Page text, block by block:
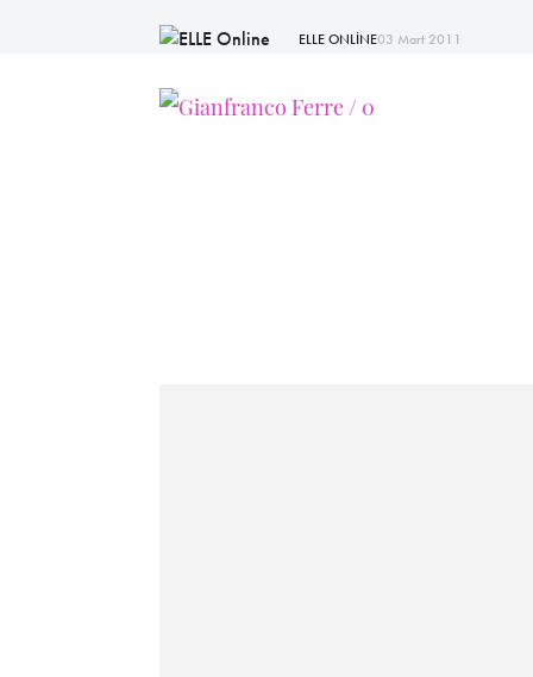
ELLE ONLİNE03 Mart 2011